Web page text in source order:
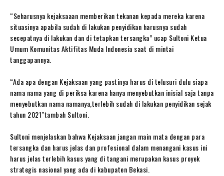
“Seharusnya kejaksaaan memberikan tekanan kepada mereka karena
situasinya apabila sudah di lakukan penyidikan harusnya sudah
secepatnya di lakukan dan di tetapkan tersangka” ucap Sultoni Ketua
Umum Komunitas Aktifitas Muda Indonesia saat di mintai
tanggapannya.
“Ada apa dengan Kejaksaan yang pastinya harus di telusuri dulu siapa
nama nama yang di periksa karena hanya menyebutkan inisial saja tanpa
menyebutkan nama namanya,terlebih sudah di lakukan penyidikan sejak
tahun 2021″tambah Sultoni.
Sultoni menjelaskan bahwa Kejaksaan jangan main mata dengan para
tersangka dan harus jelas dan profesional dalam menangani kasus ini
harus jelas terlebih kasus yang di tangani merupakan kasus proyek
strategis nasional yang ada di kabupaten Bekasi.